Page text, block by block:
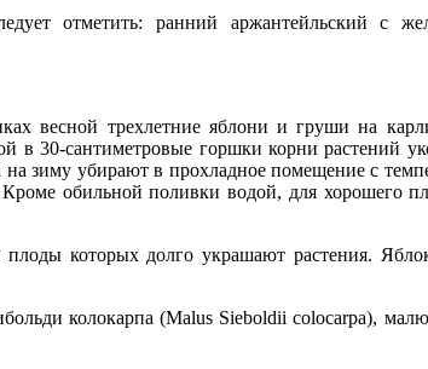
отметить: ранний аржантейльский с
весной трехлетние яблони и груши на
30-сантиметровые горшки корни растений
на зиму убирают в прохладное помещение с
обильной поливки водой, для хорошего
плоды которых долго украшают растения.
колокарпа (Malus Sieboldii colocarpa),